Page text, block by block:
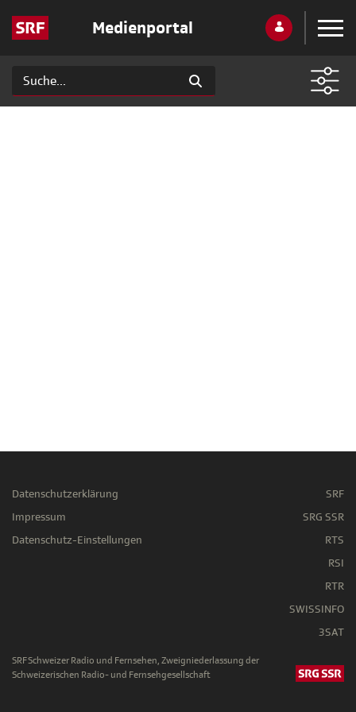
Medienportal
Datenschutzerklärung
Impressum
Datenschutz-Einstellungen
SRF
SRG SSR
RTS
RSI
RTR
SWISSINFO
3SAT
SRF Schweizer Radio und Fernsehen, Zweigniederlassung der
Schweizerischen Radio- und Fernsehgesellschaft